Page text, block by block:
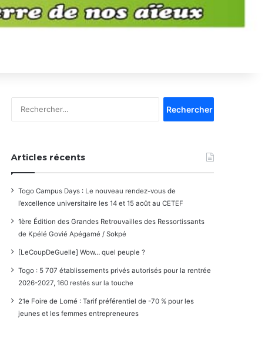
Articles récents
Togo Campus Days : Le nouveau rendez-vous de
l’excellence universitaire les 14 et 15 août au CETEF
1ère Édition des Grandes Retrouvailles des Ressortissants
de Kpélé Govié Apégamé / Sokpé
[LeCoupDeGuelle] Wow… quel peuple ?
Togo : 5 707 établissements privés autorisés pour la rentrée
2026-2027, 160 restés sur la touche
21e Foire de Lomé : Tarif préférentiel de -70 % pour les
jeunes et les femmes entrepreneures